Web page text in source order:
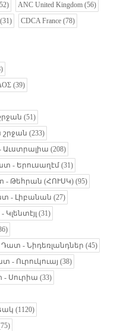
ANC United Kingdom (56)
(31) CDCA France (78)
(39)
(51)
շրջան (233)
Աւստրալիա (208)
- Երուսաղէմ (31)
- Թեհրան (ՀՈՒՍԿ) (95)
- Լիբանան (27)
(31)
Դատ - Նիդեռլանդներ (45)
- Ուրուկուայ (38)
Սուրիա (33)
(1120)